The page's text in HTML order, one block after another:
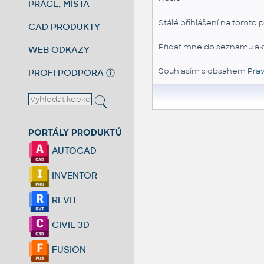
PRÁCE, MÍSTA
CAD PRODUKTY
WEB ODKAZY
PROFI PODPORA ⓘ
PORTÁLY PRODUKTŮ
AUTOCAD
INVENTOR
REVIT
CIVIL 3D
FUSION
Stálé přihlášení na tomto
Přidat mne do seznamu
Souhlasím s obsahem